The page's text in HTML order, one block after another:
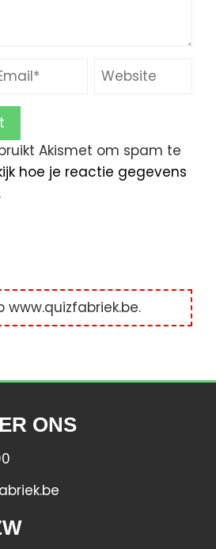
Akismet om spam te
hoe je reactie gegevens
www.quizfabriek.be.
ONS